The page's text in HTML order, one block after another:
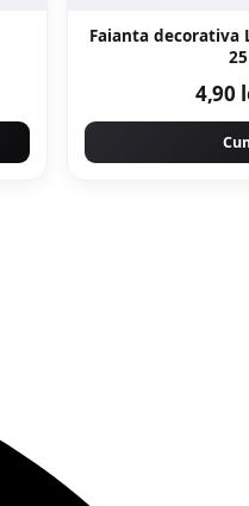
Faianta decorativa
4,90